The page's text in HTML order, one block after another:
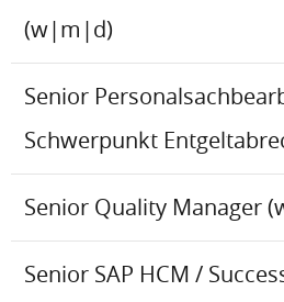
(w|m|d)
Senior
Schwerpunkt
Senior Quality Manager
Senior SAP HCM /